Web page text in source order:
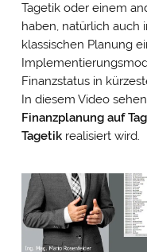
Tagetik oder einem
haben, natürlich auch
klassischen Planung
Finanzstatus in
In diesem Video
Finanzplanung auf
Tagetikrealisiert wird.